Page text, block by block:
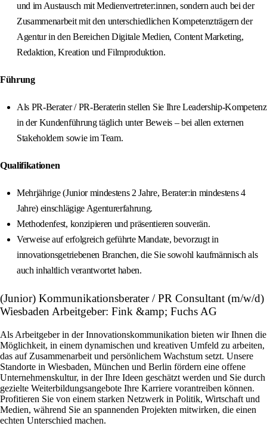
und im Austausch mit Medienvertreter:innen, sondern auch bei der
Zusammenarbeit mit den unterschiedlichen Kompetenzträgern der
Agentur in den Bereichen Digitale Medien, Content Marketing,
Redaktion, Kreation und Filmproduktion.
Führung
Als PR‑Berater / PR‑Beraterin stellen Sie Ihre Leadership‑Kompetenz
in der Kundenführung täglich unter Beweis – bei allen externen
Stakeholdern sowie im Team.
Qualifikationen
Mehrjährige (Junior mindestens 2 Jahre, Berater:in mindestens 4
Jahre) einschlägige Agenturerfahrung.
Methodenfest, konzipieren und präsentieren souverän.
Verweise auf erfolgreich geführte Mandate, bevorzugt in
innovationsgetriebenen Branchen, die Sie sowohl kaufmännisch als
auch inhaltlich verantwortet haben.
(Junior) Kommunikationsberater / PR Consultant (m/w/d)
Wiesbaden Arbeitgeber: Fink &amp; Fuchs AG
Als Arbeitgeber in der Innovationskommunikation bieten wir Ihnen die
Möglichkeit, in einem dynamischen und kreativen Umfeld zu arbeiten,
das auf Zusammenarbeit und persönlichem Wachstum setzt. Unsere
Standorte in Wiesbaden, München und Berlin fördern eine offene
Unternehmenskultur, in der Ihre Ideen geschätzt werden und Sie durch
gezielte Weiterbildungsangebote Ihre Karriere vorantreiben können.
Profitieren Sie von einem starken Netzwerk in Politik, Wirtschaft und
Medien, während Sie an spannenden Projekten mitwirken, die einen
echten Unterschied machen.